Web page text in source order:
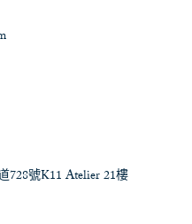
728號K11 Atelier 21樓